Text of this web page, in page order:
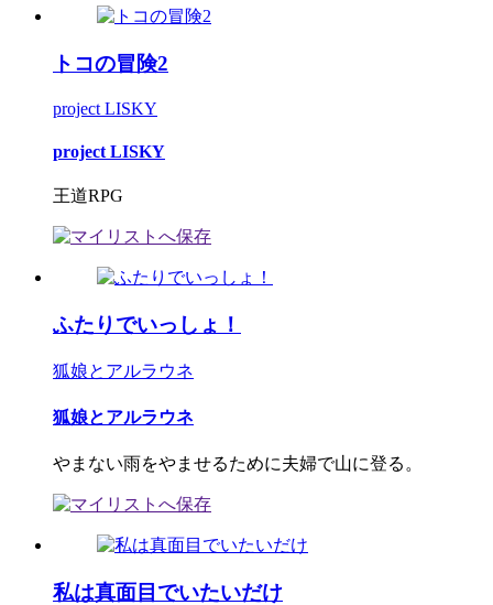
トコの冒険2
project LISKY
project LISKY
王道RPG
ふたりでいっしょ！
狐娘とアルラウネ
狐娘とアルラウネ
やまない雨をやませるために夫婦で山に登る。
私は真面目でいたいだけ